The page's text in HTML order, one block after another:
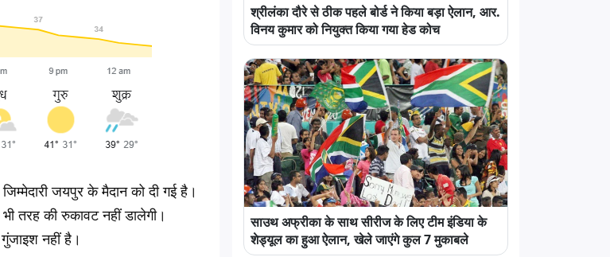
जयपुर के मैदान को दी गई है।
तरह की रुकावट नहीं डालेगी।
नहीं है।
श्रीलंका दौरे से ठीक पहले बोर्ड ने किया बड़ा ऐलान, आर.
विनय कुमार को नियुक्त किया गया हेड कोच
साउथ अफ्रीका के साथ सीरीज के लिए टीम इंडिया के
शेड्यूल का हुआ ऐलान, खेले जाएंगे कुल 7 मुकाबले